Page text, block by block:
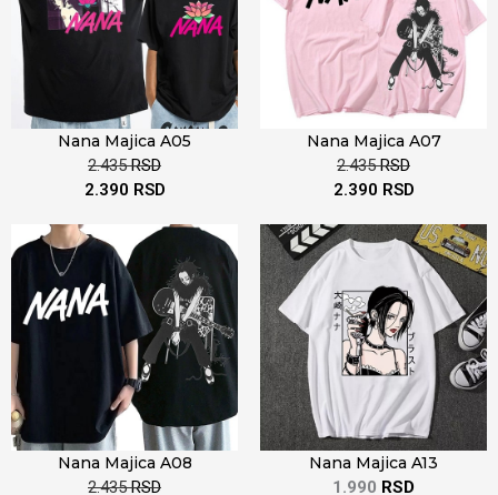
Nana Majica A05
2.435RSD
2.390 RSD
Nana Majica A07
2.435RSD
2.390 RSD
Nana Majica A08
2.435RSD
Nana Majica A13
1.990 RSD